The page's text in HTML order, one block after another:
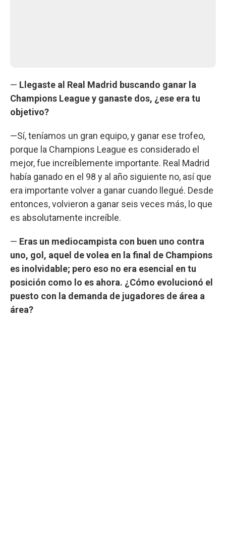
— Llegaste al Real Madrid buscando ganar la
Champions League y ganaste dos, ¿ese era tu
objetivo?
—Sí, teníamos un gran equipo, y ganar ese trofeo,
porque la Champions League es considerado el
mejor, fue increíblemente importante. Real Madrid
había ganado en el 98 y al año siguiente no, así que
era importante volver a ganar cuando llegué. Desde
entonces, volvieron a ganar seis veces más, lo que
es absolutamente increíble.
— Eras un mediocampista con buen uno contra
uno, gol, aquel de volea en la final de Champions
es inolvidable; pero eso no era esencial en tu
posición como lo es ahora. ¿Cómo evolucionó el
puesto con la demanda de jugadores de área a
área?